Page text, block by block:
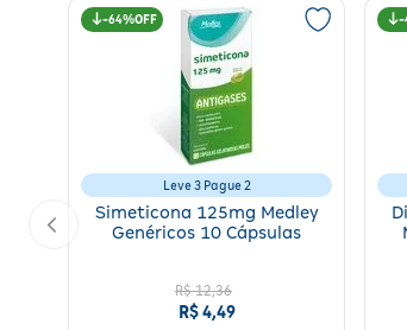
64%
Leve 3 Pague 2
Simeticona 125mg Medley
Genéricos 10 Cápsulas
R$ 12,36
R$ 4,49